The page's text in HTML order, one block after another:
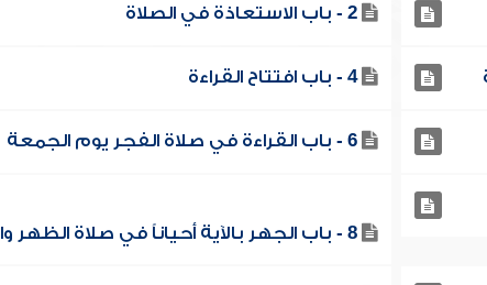
2 - باب الاستعاذة في الصلاة
4 - باب افتتاح القراءة
6 - باب القراءة في صلاة الفجر يوم الجمعة
8 - باب الجهر بالآية أحياناً في صلاة الظهر والعصر